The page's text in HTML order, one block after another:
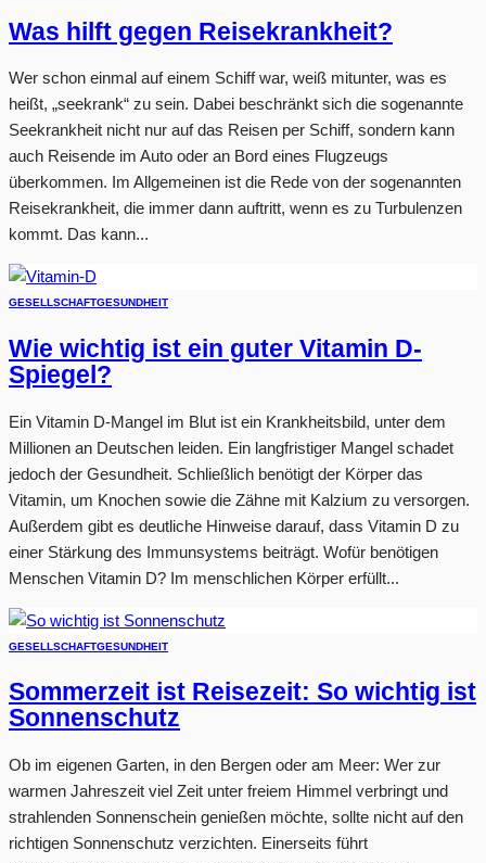
Was hilft gegen Reisekrankheit?
Wer schon einmal auf einem Schiff war, weiß mitunter, was es
heißt, „seekrank“ zu sein. Dabei beschränkt sich die sogenannte
Seekrankheit nicht nur auf das Reisen per Schiff, sondern kann
auch Reisende im Auto oder an Bord eines Flugzeugs
überkommen. Im Allgemeinen ist die Rede von der sogenannten
Reisekrankheit, die immer dann auftritt, wenn es zu Turbulenzen
kommt. Das kann...
GESELLSCHAFTGESUNDHEIT
Wie wichtig ist ein guter Vitamin D-
Spiegel?
Ein Vitamin D-Mangel im Blut ist ein Krankheitsbild, unter dem
Millionen an Deutschen leiden. Ein langfristiger Mangel schadet
jedoch der Gesundheit. Schließlich benötigt der Körper das
Vitamin, um Knochen sowie die Zähne mit Kalzium zu versorgen.
Außerdem gibt es deutliche Hinweise darauf, dass Vitamin D zu
einer Stärkung des Immunsystems beiträgt. Wofür benötigen
Menschen Vitamin D? Im menschlichen Körper erfüllt...
GESELLSCHAFTGESUNDHEIT
Sommerzeit ist Reisezeit: So wichtig ist
Sonnenschutz
Ob im eigenen Garten, in den Bergen oder am Meer: Wer zur
warmen Jahreszeit viel Zeit unter freiem Himmel verbringt und
strahlenden Sonnenschein genießen möchte, sollte nicht auf den
richtigen Sonnenschutz verzichten. Einerseits führt